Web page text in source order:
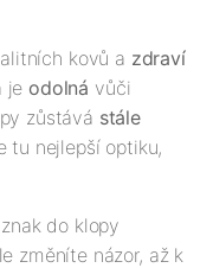
kovů a zdraví
je odolná vůči
zůstává stále
tu nejlepší optiku,
do klopy
změníte názor, až k